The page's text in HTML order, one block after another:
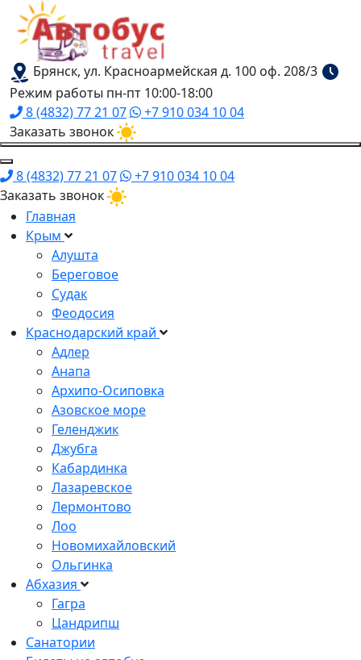
Брянск, ул. Красноармейская д. 100 оф. 208/3
Режим работы пн-пт 10:00-18:00
8 (4832) 77 21 07
+7 910 034 10 04
Заказать звонок
8 (4832) 77 21 07
+7 910 034 10 04
Заказать звонок
Главная
Крым
Алушта
Береговое
Судак
Феодосия
Краснодарский край
Адлер
Анапа
Архипо-Осиповка
Азовское море
Геленджик
Джубга
Кабардинка
Лазаревское
Лермонтово
Лоо
Новомихайловский
Ольгинка
Абхазия
Гагра
Цандрипш
Санатории